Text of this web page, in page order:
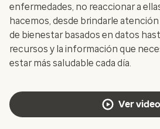
enfermedades, no reaccionar a
hacemos, desde brindarle
de bienestar basados en datos
recursos y la información que
estar más saludable cada día.
Ver video